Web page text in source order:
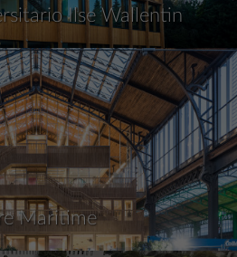
Ilse Wallentin
Maritime